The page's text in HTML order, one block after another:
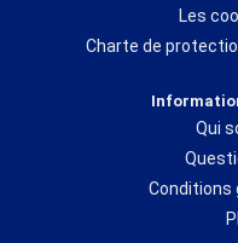
Les
Charte de
Qui
Conditions